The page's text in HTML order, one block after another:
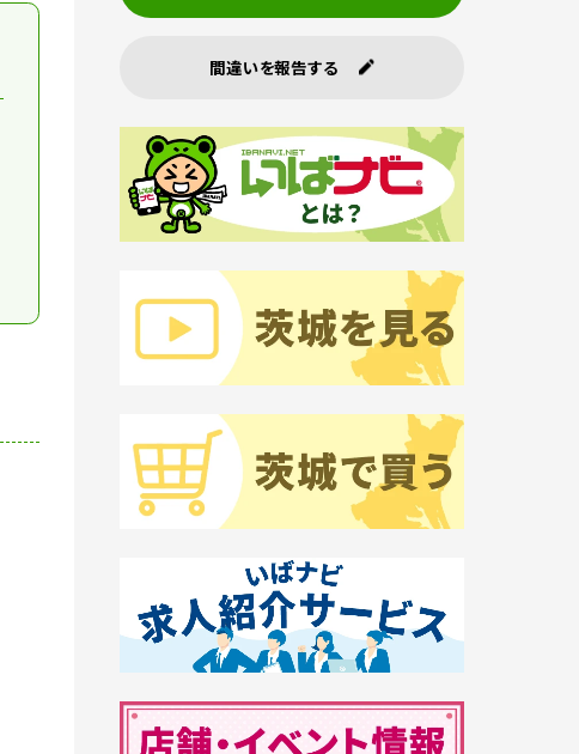
間違いを報告する